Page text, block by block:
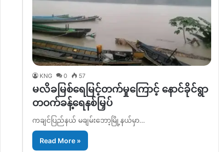
KNG 0 57
မလိခမြစ်ရေမြင့်တက်မှုကြောင့် နောင်ခိုင်ရွာ
တဝက်ခန့်ရေနစ်မြှပ်
ကချင်ပြည်နယ် မချမ်းဘော့မြို့နယ်မှာ…
Read More »